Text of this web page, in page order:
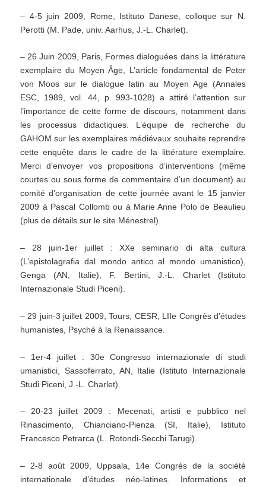
– 4-5 juin 2009, Rome, Istituto Danese, colloque sur N.
Perotti (M. Pade, univ. Aarhus, J.-L. Charlet).
– 26 Juin 2009, Paris, Formes dialoguées dans la littérature
exemplaire du Moyen Âge, L’article fondamental de Peter
von Moos sur le dialogue latin au Moyen Age (Annales
ESC, 1989, vol. 44, p. 993-1028) a attiré l’attention sur
l’importance de cette forme de discours, notamment dans
les processus didactiques. L’équipe de recherche du
GAHOM sur les exemplaires médiévaux souhaite reprendre
cette enquête dans le cadre de la littérature exemplaire.
Merci d’envoyer vos propositions d’interventions (même
courtes ou sous forme de commentaire d’un document) au
comité d’organisation de cette journée avant le 15 janvier
2009 à Pascal Collomb ou à Marie Anne Polo de Beaulieu
(plus de détails sur le site Ménestrel).
– 28 juin-1er juillet : XXe seminario di alta cultura
(L’epistolagrafia dal mondo antico al mondo umanistico),
Genga (AN, Italie), F. Bertini, J.-L. Charlet (Istituto
Internazionale Studi Piceni).
– 29 juin-3 juillet 2009, Tours, CESR, LIIe Congrès d’études
humanistes, Psyché à la Renaissance.
– 1er-4 juillet : 30e Congresso internazionale di studi
umanistici, Sassoferrato, AN, Italie (Istituto Internazionale
Studi Piceni, J.-L. Charlet).
– 20-23 juillet 2009 : Mecenati, artisti e pubblico nel
Rinascimento, Chianciano-Pienza (SI, Italie), Istituto
Francesco Petrarca (L. Rotondi-Secchi Tarugi).
– 2-8 août 2009, Uppsala, 14e Congrès de la société
internationale d’études néo-latines. Informations et